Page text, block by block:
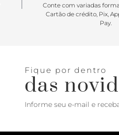
Conte com variadas
Cartão de crédito, Pix,
Pay.
Fique por dentro
das
Informe seu e-mail e